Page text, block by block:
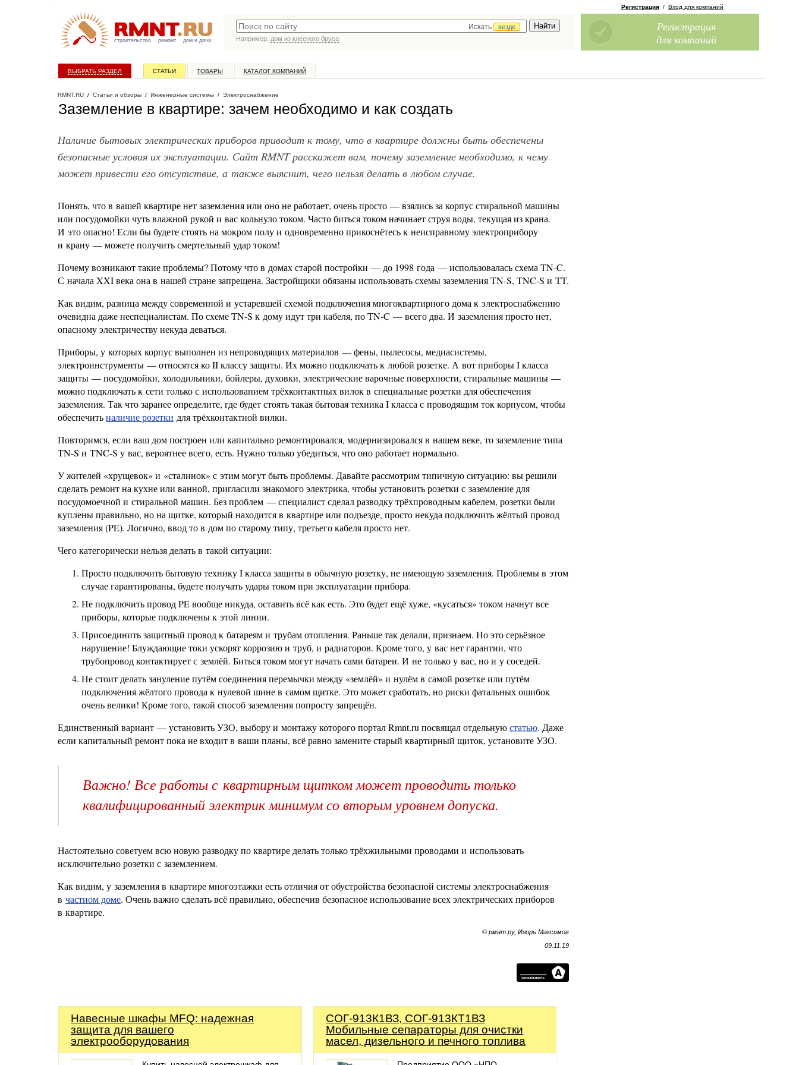
строительство ремонт дом и дача
Искать
везде
Например, дом из клееного бруса
Регистрация / Вход для компаний
Регистрация
для компаний
ВЫБРАТЬ РАЗДЕЛ СТАТЬИ ТОВАРЫ КАТАЛОГ КОМПАНИЙ
RMNT.RU / Статьи и обзоры / Инженерные системы / Электроснабжение
Заземление в квартире: зачем необходимо и как создать
Наличие бытовых электрических приборов приводит к тому, что в квартире должны быть обеспечены
безопасные условия их эксплуатации. Сайт RMNT расскажет вам, почему заземление необходимо, к чему
может привести его отсутствие, а также выяснит, чего нельзя делать в любом случае.
Понять, что в вашей квартире нет заземления или оно не работает, очень просто — взялись за корпус стиральной машины
или посудомойки чуть влажной рукой и вас кольнуло током. Часто биться током начинает струя воды, текущая из крана.
И это опасно! Если бы будете стоять на мокром полу и одновременно прикоснётесь к неисправному электроприбору
и крану — можете получить смертельный удар током!
Почему возникают такие проблемы? Потому что в домах старой постройки — до 1998 года — использовалась схема TN-C.
С начала XXI века она в нашей стране запрещена. Застройщики обязаны использовать схемы заземления TN-S, TNC-S и TT.
Как видим, разница между современной и устаревшей схемой подключения многоквартирного дома к электроснабжению
очевидна даже неспециалистам. По схеме TN-S к дому идут три кабеля, по TN-C — всего два. И заземления просто нет,
опасному электричеству некуда деваться.
Приборы, у которых корпус выполнен из непроводящих материалов — фены, пылесосы, медиасистемы,
электроинструменты — относятся ко II классу защиты. Их можно подключать к любой розетке. А вот приборы I класса
защиты — посудомойки, холодильники, бойлеры, духовки, электрические варочные поверхности, стиральные машины —
можно подключать к сети только с использованием трёхконтактных вилок в специальные розетки для обеспечения
заземления. Так что заранее определите, где будет стоять такая бытовая техника I класса с проводящим ток корпусом, чтобы
обеспечитьналичие розетки для трёхконтактной вилки.
Повторимся, если ваш дом построен или капитально ремонтировался, модернизировался в нашем веке, то заземление типа
TN-S и TNC-S у вас, вероятнее всего, есть. Нужно только убедиться, что оно работает нормально.
У жителей «хрущевок» и «сталинок» с этим могут быть проблемы. Давайте рассмотрим типичную ситуацию: вы решили
сделать ремонт на кухне или ванной, пригласили знакомого электрика, чтобы установить розетки с заземление для
посудомоечной и стиральной машин. Без проблем — специалист сделал разводку трёхпроводным кабелем, розетки были
куплены правильно, но на щитке, который находится в квартире или подъезде, просто некуда подключить жёлтый провод
заземления (PE). Логично, ввод то в дом по старому типу, третьего кабеля просто нет.
Чего категорически нельзя делать в такой ситуации:
Просто подключить бытовую технику I класса защиты в обычную розетку, не имеющую заземления. Проблемы в этом
случае гарантированы, будете получать удары током при эксплуатации прибора.
Не подключить провод PE вообще никуда, оставить всё как есть. Это будет ещё хуже, «кусаться» током начнут все
приборы, которые подключены к этой линии.
Присоединить защитный провод к батареям и трубам отопления. Раньше так делали, признаем. Но это серьёзное
нарушение! Блуждающие токи ускорят коррозию и труб, и радиаторов. Кроме того, у вас нет гарантии, что
трубопровод контактирует с землёй. Биться током могут начать сами батареи. И не только у вас, но и у соседей.
Не стоит делать зануление путём соединения перемычки между «землёй» и нулём в самой розетке или путём
подключения жёлтого провода к нулевой шине в самом щитке. Это может сработать, но риски фатальных ошибок
очень велики! Кроме того, такой способ заземления попросту запрещён.
Единственный вариант — установить УЗО, выбору и монтажу которого портал Rmnt.ru посвящал отдельнуюстатью. Даже
если капитальный ремонт пока не входит в ваши планы, всё равно замените старый квартирный щиток, установите УЗО.
Важно! Все работы с квартирным щитком может проводить только
квалифицированный электрик минимум со вторым уровнем допуска.
Настоятельно советуем всю новую разводку по квартире делать только трёхжильными проводами и использовать
исключительно розетки с заземлением.
Как видим, у заземления в квартире многоэтажки есть отличия от обустройства безопасной системы электроснабжения
в частном доме. Очень важно сделать всё правильно, обеспечив безопасное использование всех электрических приборов
в квартире.
© рмнт.ру, Игорь Максимов
09.11.19
Навесные шкафы MFQ: надежная
защита для вашего
электрооборудования
СОГ-913К1ВЗ, СОГ-913КТ1ВЗ
Мобильные сепараторы для очистки
масел, дизельного и печного топлива